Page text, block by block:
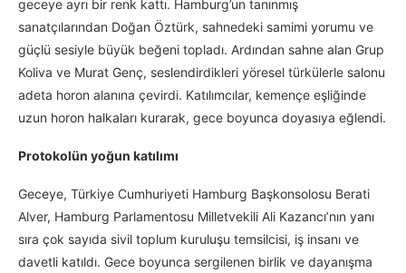
geceye ayrı bir renk kattı. Hamburg’un tanınmış
sanatçılarından Doğan Öztürk, sahnedeki samimi yorumu ve
güçlü sesiyle büyük beğeni topladı. Ardından sahne alan Grup
Koliva ve Murat Genç, seslendirdikleri yöresel türkülerle salonu
adeta horon alanına çevirdi. Katılımcılar, kemençe eşliğinde
uzun horon halkaları kurarak, gece boyunca doyasıya eğlendi.
Protokolün yoğun katılımı
Geceye, Türkiye Cumhuriyeti Hamburg Başkonsolosu Berati
Alver, Hamburg Parlamentosu Milletvekili Ali Kazancı’nın yanı
sıra çok sayıda sivil toplum kuruluşu temsilcisi, iş insanı ve
davetli katıldı. Gece boyunca sergilenen birlik ve dayanışma